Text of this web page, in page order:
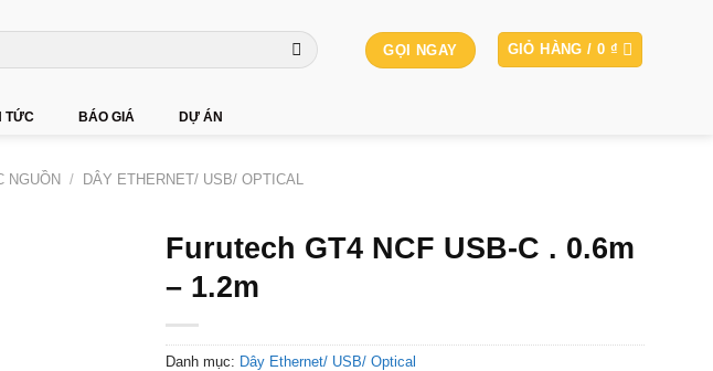
GỌI NGAY GIỎ HÀNG / 0 ₫
TỨC BÁO GIÁ DỰ ÁN
NGUỒN / DÂY ETHERNET/ USB/ OPTICAL
Furutech GT4 NCF USB-C . 0.6m
– 1.2m
Danh mục: Dây Ethernet/ USB/ Optical